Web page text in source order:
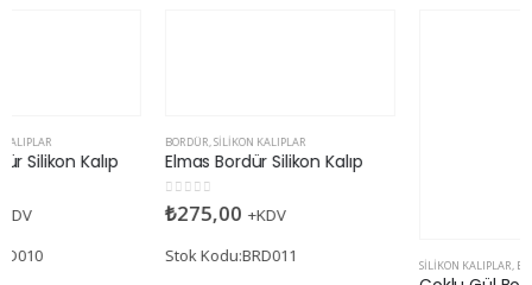
BORDÜR
Elmas Bordür Silikon Kalıp
₺
Stok Kodu:BRD011
SILIKON KALIPLAR
Çoklu Gül Bordür Silikon Kalıp
₺
Stok Kodu:BRD008